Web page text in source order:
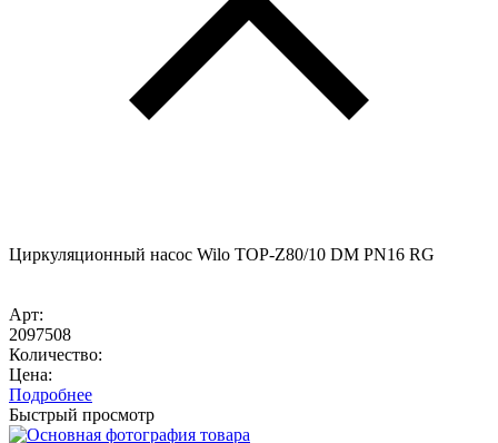
Циркуляционный насос Wilo TOP-Z80/10 DM PN16 RG
Арт:
2097508
Количество:
Цена:
Подробнее
Быстрый просмотр